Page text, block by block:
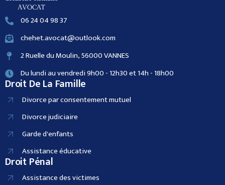
06 24 04 98 37
chehet.avocat@outlook.com
2 Ruelle du Moulin, 56000 VANNES
Du lundi au vendredi 9h00 - 12h30 et 14h - 18h00
Droit De La Famille
Divorce par consentement mutuel
Divorce judiciaire
Garde d'enfants
Assistance éducative
Droit Pénal
Assistance des victimes